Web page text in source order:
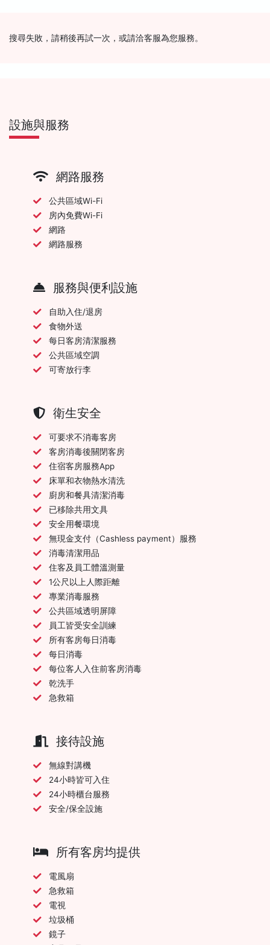
搜尋失敗，請稍後再試一次，或請洽客服為您服務。
設施與服務
網路服務
公共區域Wi-Fi
房內免費Wi-Fi
網路
網路服務
服務與便利設施
自助入住/退房
食物外送
每日客房清潔服務
公共區域空調
可寄放行李
衛生安全
可要求不消毒客房
客房消毒後關閉客房
住宿客房服務App
床單和衣物熱水清洗
廚房和餐具清潔消毒
已移除共用文具
安全用餐環境
無現金支付（Cashless payment）服務
消毒清潔用品
住客及員工體溫測量
1公尺以上人際距離
專業消毒服務
公共區域透明屏障
員工皆受安全訓練
所有客房每日消毒
每日消毒
每位客人入住前客房消毒
乾洗手
急救箱
接待設施
無線對講機
24小時皆可入住
24小時櫃台服務
安全/保全設施
所有客房均提供
電風扇
急救箱
電視
垃圾桶
鏡子